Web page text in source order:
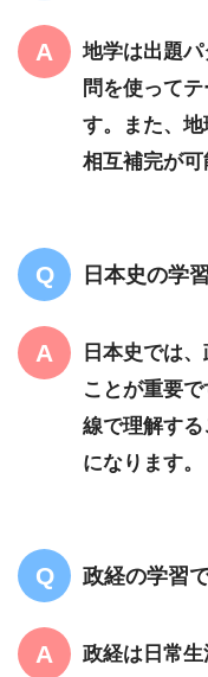
地学は出題
問を使って
す。また、
相互補完が可
日本史の学
日本史では
ことが重要
線で理解す
になります。
政経の学習
政経は日常